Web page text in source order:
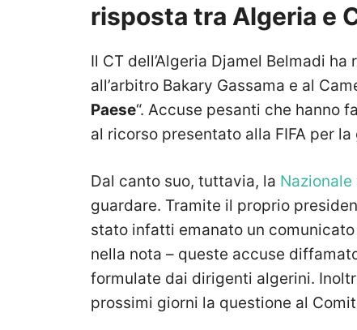
risposta tra Algeria e
Il CT dell’Algeria Djamel Belmadi
all’arbitro Bakary Gassama e al
Paese“. Accuse pesanti che hanno
al ricorso presentato alla FIFA per
Dal canto suo, tuttavia, la Nazionale
guardare. Tramite il proprio
stato infatti emanato un
nella nota – queste accuse
formulate dai dirigenti algerini.
prossimi giorni la questione al